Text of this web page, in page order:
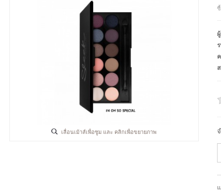
เลื่อนเม้าส์เพื่อซูม และ คลิกเพื่อขยายภาพ